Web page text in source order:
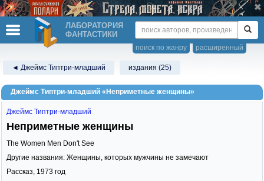
ЛАБОРАТОРИЯ
ФАНТАСТИКИ
расширенный
поиск по жанру
◄ Джеймс Типтри-младший издания (25)
Джеймс Типтри-младший «Неприметные женщины»
Джеймс Типтри-младший
Неприметные женщины
The Women Men Don't See
Другие названия: Женщины, которых мужчины не замечают
Рассказ, 1973 год